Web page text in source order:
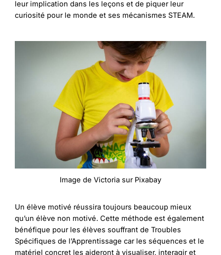
leur implication dans les leçons et de piquer leur
curiosité pour le monde et ses mécanismes STEAM.
Image de Victoria sur Pixabay
Un élève motivé réussira toujours beaucoup mieux
qu’un élève non motivé. Cette méthode est également
bénéfique pour les élèves souffrant de Troubles
Spécifiques de l’Apprentissage car les séquences et le
matériel concret les aideront à visualiser, interagir et